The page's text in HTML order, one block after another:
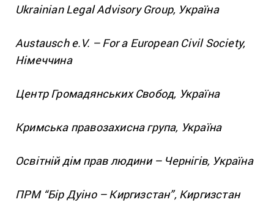
Ukrainian Legal Advisory Group, Україна
Austausch e.V. – For a European Civil Society,
Німеччина
Центр Громадянських Свобод, Україна
Кримська правозахисна група, Україна
Освітній дім прав людини – Чернігів, Україна
ПРМ “Бір Дуіно – Киргизстан”, Киргизстан